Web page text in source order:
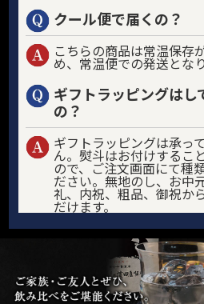
クール便で届くの？
こちらの商品は常温保存
め、常温便での発送となり
ギフトラッピングはし
の？
ギフトラッピングは承っ
ん。熨斗はお付けするこ
ので、ご注文画面にて種
ださい。無地のし、お中
礼、内祝、粗品、御祝か
だけます。